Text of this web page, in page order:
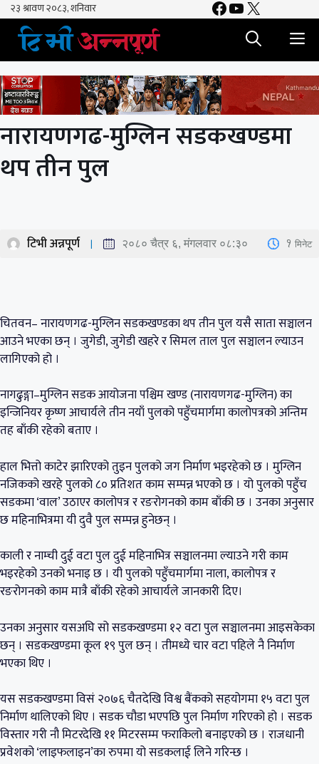
Skip
content
Facebook
YouTube
X
नारायणगढ-मुग्लिन सडकखण्डमा
थप तीन पुल
टिभी अन्नपूर्ण २०८० चैत्र ६, मंगलवार ०८:३० 1 मिनेट
चितवन– नारायणगढ-मुग्लिन सडकखण्डका थप तीन पुल यसै साता सञ्चालन
आउने भएका छन् । जुगेडी, जुगेडी खहरे र सिमल ताल पुल सञ्चालन ल्याउन
लागिएको हो ।
नागढुङ्गा–मुग्लिन सडक आयोजना पश्चिम खण्ड (नारायणगढ-मुग्लिन) का
इन्जिनियर कृष्ण आचार्यले तीन नयाँ पुलको पहुँचमार्गमा कालोपत्रको अन्तिम
तह बाँकी रहेको बताए ।
हाल भित्तो काटेर झारिएको तुइन पुलको जग निर्माण भइरहेको छ । मुग्लिन
नजिकको खरहे पुलको ८० प्रतिशत काम सम्पन्न भएको छ । यो पुलको पहुँच
सडकमा ‘वाल’ उठाएर कालोपत्र र रङरोगनको काम बाँकी छ । उनका अनुसार
छ महिनाभित्रमा यी दुवै पुल सम्पन्न हुनेछन् ।
काली र नाम्ची दुई वटा पुल दुई महिनाभित्र सञ्चालनमा ल्याउने गरी काम
भइरहेको उनको भनाइ छ । यी पुलको पहुँचमार्गमा नाला, कालोपत्र र
रङरोगनको काम मात्रै बाँकी रहेको आचार्यले जानकारी दिए।
उनका अनुसार यसअघि सो सडकखण्डमा १२ वटा पुल सञ्चालनमा आइसकेका
छन् । सडकखण्डमा कूल १९ पुल छन् । तीमध्ये चार वटा पहिले नै निर्माण
भएका थिए ।
यस सडकखण्डमा विसं २०७६ चैतदेखि विश्व बैंकको सहयोगमा १५ वटा पुल
निर्माण थालिएको थिए । सडक चौडा भएपछि पुल निर्माण गरिएको हो । सडक
विस्तार गरी नौ मिटरदेखि ११ मिटरसम्म फराकिलो बनाइएको छ । राजधानी
प्रवेशको ‘लाइफलाइन’का रुपमा यो सडकलाई लिने गरिन्छ ।